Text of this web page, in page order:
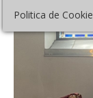
Politica de Cookie